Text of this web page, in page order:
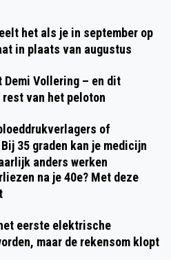
het als je in september op
in plaats van augustus
Demi Vollering – en dit
van het peloton
of
35 graden kan je medicijn
anders werken
na je 40e? Met deze
eerste elektrische
maar de rekensom klopt